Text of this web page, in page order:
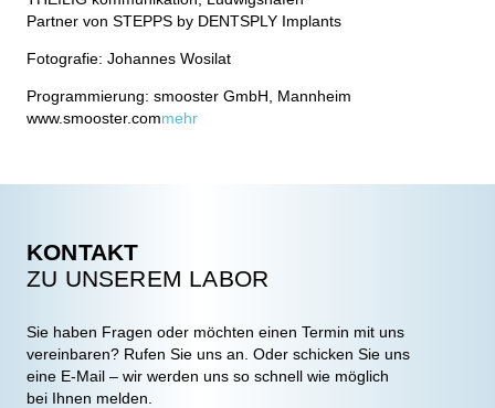
Partner von STEPPS by DENTSPLY Implants
Fotografie: Johannes Wosilat
Programmierung: smooster GmbH, Mannheim
www.smooster.commehr
KONTAKT
ZU UNSEREM LABOR
Sie haben Fragen oder möchten einen Termin mit uns
vereinbaren? Rufen Sie uns an. Oder schicken Sie uns
eine E-Mail – wir werden uns so schnell wie möglich
bei Ihnen melden.